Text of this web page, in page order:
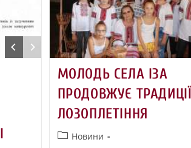
МОЛОДЬ СЕЛА ІЗА
ПРОДОВЖУЄ ТРАДИЦІЇ
ЛОЗОПЛЕТІННЯ
Новини